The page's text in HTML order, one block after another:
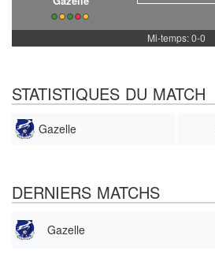
Mi-temps: 0-0
STATISTIQUES DU MATCH
Gazelle
DERNIERS MATCHS
Gazelle